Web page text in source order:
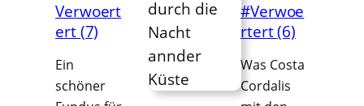
Verwoert
ert (7)
Ein
schöner
#Verwoe
rtert (6)
Was Costa
Cordalis